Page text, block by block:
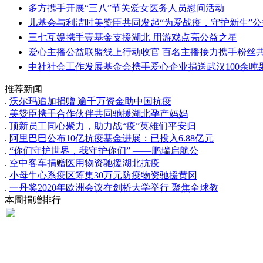
多方携手开展“三八”节关爱女医务人员慰问活动
儿基会与利洁时美赞臣共同发起“为爱战疫，守护新生”
三七互娱携手壹基金支援湖北 用游戏点亮公益之星
爱心主播公益联盟线上行动收官 百名主播接力携手粉丝
中社社会工作发展基金会携手爱心企业捐送武汉100余吨
推荐新闻
. 沃尔玛追加捐赠 逾千万资金助中国抗疫
. 美赞臣携手合作伙伴共同驰援湖北孕产妈妈
. 顶新员工同心聚力，助力战“疫”英雄们平安归
. 阿里巴巴公布10亿抗疫基金进展：已投入6.88亿元
. “你们守护世界，我守护你们” ——鹏瑞启航公
. 空中客车捐赠医用物资驰援湖北抗疫
. 小母牛心系疫区筹集30万元防疫物资驰援黄冈
. 一丹奖2020年欧洲会议在剑桥大学举行 聚焦全球教
本周捐赠排行